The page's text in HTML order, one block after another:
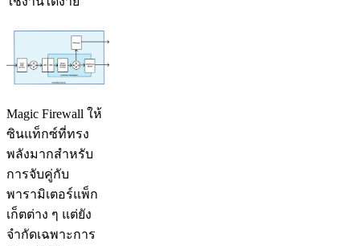
Magic Firewall ให้
ซินแท็กซ์ที่ทรง
พลังมากสำหรับ
การจับคู่กับ
พารามิเตอร์แพ็ก
เก็ตต่าง ๆ แต่ยัง
จำกัดเฉพาะการ